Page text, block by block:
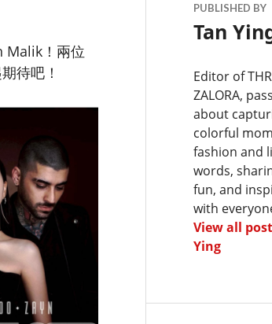
Malik！兩位
待吧！
PUBLISHED BY
Tan
Editor of
ZALORA,
about
colorful
fashion and
words,
fun, and
with
View all
Ying